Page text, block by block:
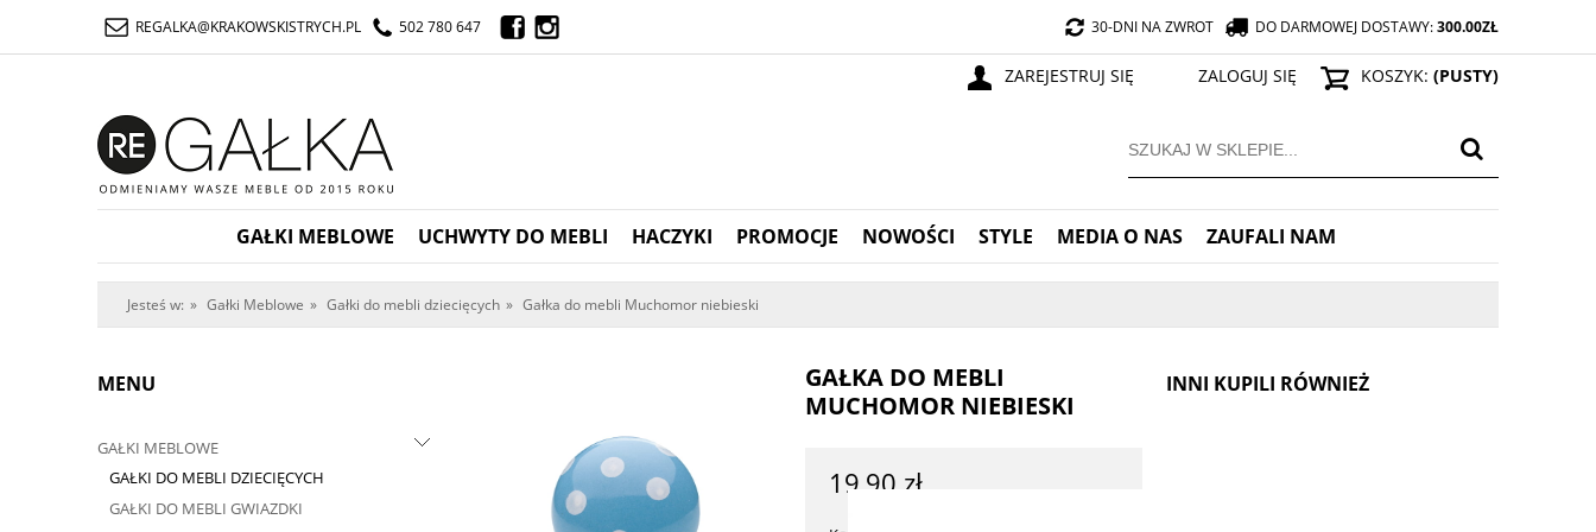
REGALKA@KRAKOWSKISTRYCH.PL 502 780 647 30-DNI NA ZWROT DO DARMOWEJ DOSTAWY:300.00ZŁ
ZAREJESTRUJ SIĘ ZALOGUJ SIĘ KOSZYK: (PUSTY)
GAŁKI MEBLOWE UCHWYTY DO MEBLI HACZYKI PROMOCJE NOWOŚCI STYLE MEDIA O NAS ZAUFALI NAM
Jesteś w: » Gałki Meblowe » Gałki do mebli dziecięcych » Gałka do mebli Muchomor niebieski
MENU
GAŁKI MEBLOWE
GAŁKI DO MEBLI DZIECIĘCYCH
GAŁKI DO MEBLI GWIAZDKI
GAŁKA DO MEBLI
MUCHOMOR NIEBIESKI
19,90 zł
INNI KUPILI RÓWNIEŻ